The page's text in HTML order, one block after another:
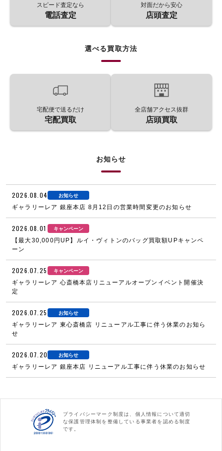
スピード査定なら
電話査定
対面だから安心
店頭査定
選べる買取方法
宅配便で送るだけ
宅配買取
全店舗アクセス抜群
店頭買取
お知らせ
2026.08.04 お知らせ
ギャラリーレア 銀座本店 8月12日の営業時間変更のお知らせ
2026.08.01 キャンペーン
【最大30,000円UP】ルイ・ヴィトンのバッグ買取額UPキャンペ
ーン
2026.07.25 キャンペーン
ギャラリーレア 心斎橋本店リニューアルオープンイベント開催決
定
2026.07.25 お知らせ
ギャラリーレア 東心斎橋店 リニューアル工事に伴う休業のお知ら
せ
2026.07.20 お知らせ
ギャラリーレア 銀座本店 リニューアル工事に伴う休業のお知らせ
プライバシーマーク制度は、個人情報について適切
な保護管理体制を整備している事業者を認める制度
です。